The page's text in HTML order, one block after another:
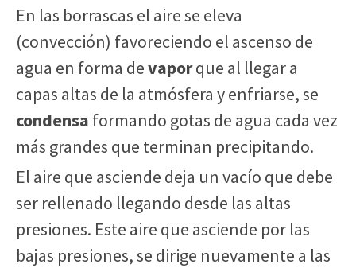
En las borrascas el aire se eleva
(convección) favoreciendo el ascenso de
agua en forma devaporque al llegar a
capas altas de la atmósfera y enfriarse, se
condensa formando gotas de agua cada vez
más grandes que terminan precipitando.
El aire que asciende deja un vacío que debe
ser rellenado llegando desde las altas
presiones. Este aire que asciende por las
bajas presiones, se dirige nuevamente a las